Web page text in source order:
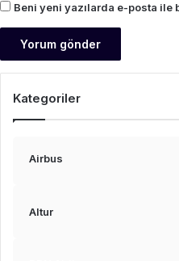
Beni yeni yazılarda e-posta ile
Kategoriler
Airbus
Altur